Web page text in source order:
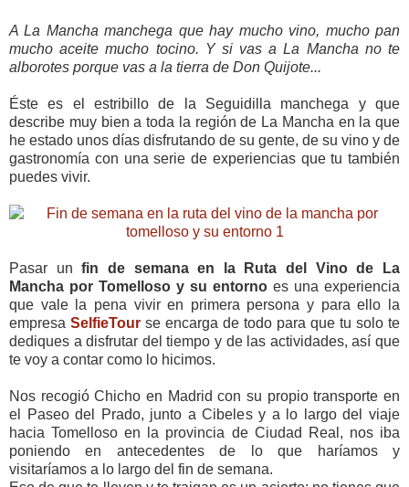
A La Mancha manchega que hay mucho vino, mucho pan
mucho aceite mucho tocino. Y si vas a La Mancha no te
alborotes porque vas a la tierra de Don Quijote...
Éste es el estribillo de la Seguidilla manchega y que
describe muy bien a toda la región de La Mancha en la que
he estado unos días disfrutando de su gente, de su vino y de
gastronomía con una serie de experiencias que tu también
puedes vivir.
Pasar unfin de semana en la Ruta del Vino de La
Mancha por Tomelloso y su entorno es una experiencia
que vale la pena vivir en primera persona y para ello la
empresa SelfieTour se encarga de todo para que tu solo te
dediques a disfrutar del tiempo y de las actividades, así que
te voy a contar como lo hicimos.
Nos recogió Chicho en Madrid con su propio transporte en
el Paseo del Prado, junto a Cibeles y a lo largo del viaje
hacia Tomelloso en la provincia de Ciudad Real, nos iba
poniendo en antecedentes de lo que haríamos y
visitaríamos a lo largo del fin de semana.